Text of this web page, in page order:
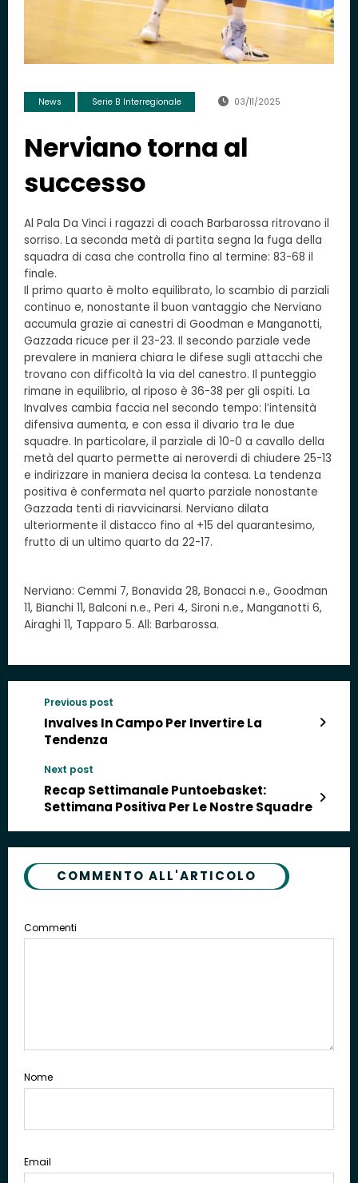
News Serie B Interregionale 03/11/2025
Nerviano torna al
successo
Al Pala Da Vinci i ragazzi di coach Barbarossa ritrovano il
sorriso. La seconda metà di partita segna la fuga della
squadra di casa che controlla fino al termine: 83-68 il
finale.
Il primo quarto è molto equilibrato, lo scambio di parziali
continuo e, nonostante il buon vantaggio che Nerviano
accumula grazie ai canestri di Goodman e Manganotti,
Gazzada ricuce per il 23-23. Il secondo parziale vede
prevalere in maniera chiara le difese sugli attacchi che
trovano con difficoltà la via del canestro. Il punteggio
rimane in equilibrio, al riposo è 36-38 per gli ospiti. La
Invalves cambia faccia nel secondo tempo: l’intensità
difensiva aumenta, e con essa il divario tra le due
squadre. In particolare, il parziale di 10-0 a cavallo della
metà del quarto permette ai neroverdi di chiudere 25-13
e indirizzare in maniera decisa la contesa. La tendenza
positiva è confermata nel quarto parziale nonostante
Gazzada tenti di riavvicinarsi. Nerviano dilata
ulteriormente il distacco fino al +15 del quarantesimo,
frutto di un ultimo quarto da 22-17.
Nerviano: Cemmi 7, Bonavida 28, Bonacci n.e., Goodman
11, Bianchi 11, Balconi n.e., Peri 4, Sironi n.e., Manganotti 6,
Airaghi 11, Tapparo 5. All: Barbarossa.
Previous post
Invalves In Campo Per Invertire La
Tendenza
Next post
Recap Settimanale Puntoebasket:
Settimana Positiva Per Le Nostre Squadre
COMMENTO ALL'ARTICOLO
Commenti
Nome
Email